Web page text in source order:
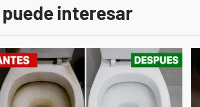
puede interesar